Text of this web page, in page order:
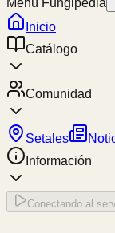
Menú Fungipedia
Inicio
Catálogo
Comunidad
Setales
Información
Conectando al